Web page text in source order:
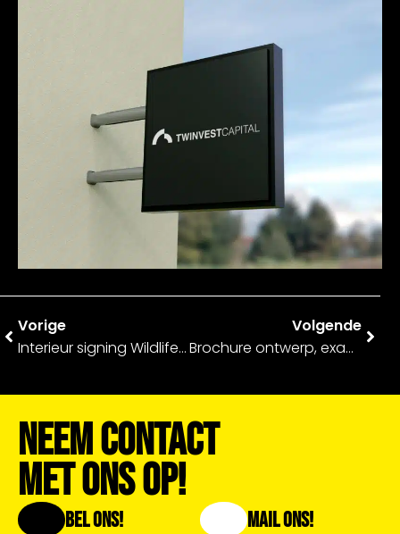
Vorige
Interieur signing Wildlife lokalen – Zone.college
Volgende
Brochure ontwerp, examenboek én jaarverslag – Deltion College
Neem Contact
Met Ons Op!
Bel Ons! Mail Ons!